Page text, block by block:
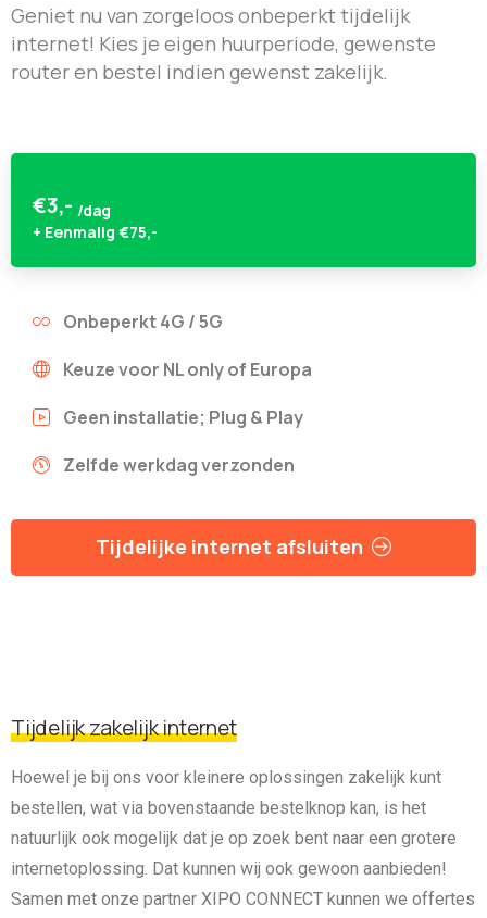
Geniet nu van zorgeloos onbeperkt tijdelijk
internet! Kies je eigen huurperiode, gewenste
router en bestel indien gewenst zakelijk.
€3,- /dag
+ Eenmalig €75,-
Onbeperkt 4G / 5G
Keuze voor NL only of Europa
Geen installatie; Plug & Play
Zelfde werkdag verzonden
Tijdelijke internet afsluiten
Tijdelijk zakelijk internet
Hoewel je bij ons voor kleinere oplossingen zakelijk kunt
bestellen, wat via bovenstaande bestelknop kan, is het
natuurlijk ook mogelijk dat je op zoek bent naar een grotere
internetoplossing. Dat kunnen wij ook gewoon aanbieden!
Samen met onze partner XIPO CONNECT kunnen we offertes